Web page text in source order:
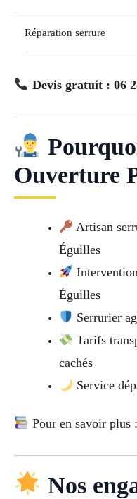
Réparation serrure
Devis gratuit : 06
Ouverture
Artisan
Éguilles
Éguilles
Serrurier
Tarifs
cachés
Service
Pour en savoir
Nos